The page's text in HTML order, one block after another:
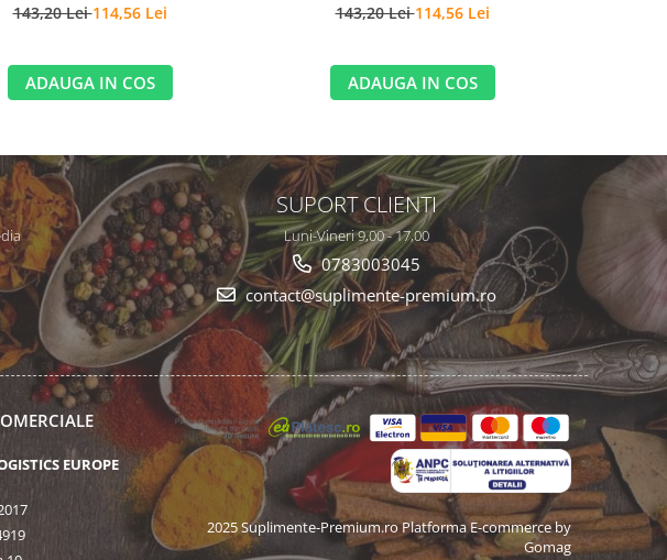
143,20 Lei114,56 Lei
ADAUGA IN COS
143,20 Lei114,56 Lei
ADAUGA IN COS
SUPORT CLIENTI
Luni-Vineri 9,00 - 17,00
0783003045
contact@suplimente-premium.ro
EUROPE
2025 Suplimente-Premium.roPlatforma E-commerce by
Gomag